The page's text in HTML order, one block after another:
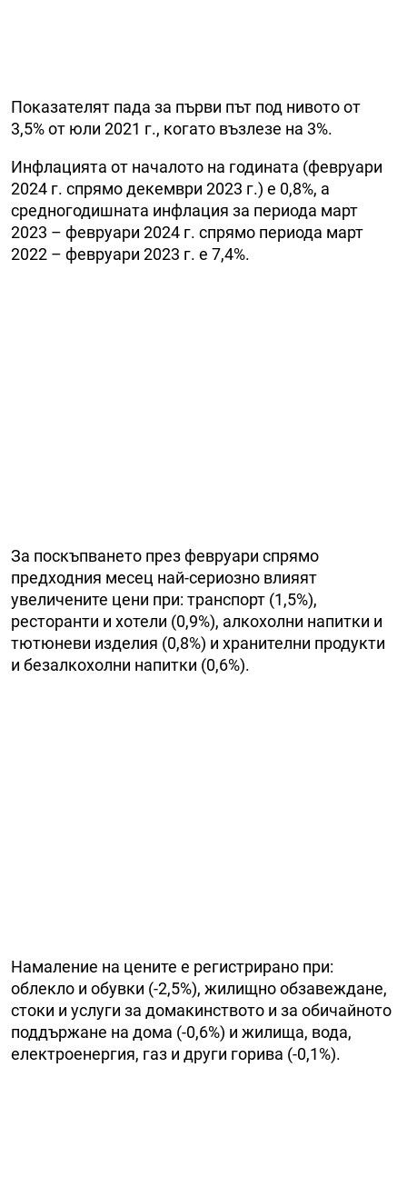
Показателят пада за първи път под нивото от
3,5% от юли 2021 г., когато възлезе на 3%.
Инфлацията от началото на годината (февруари
2024 г. спрямо декември 2023 г.) е 0,8%, а
средногодишната инфлация за периода март
2023 – февруари 2024 г. спрямо периода март
2022 – февруари 2023 г. е 7,4%.
За поскъпването през февруари спрямо
предходния месец най-сериозно влияят
увеличените цени при: транспорт (1,5%),
ресторанти и хотели (0,9%), алкохолни напитки и
тютюневи изделия (0,8%) и хранителни продукти
и безалкохолни напитки (0,6%).
Намаление на цените е регистрирано при:
облекло и обувки (-2,5%), жилищно обзавеждане,
стоки и услуги за домакинството и за обичайното
поддържане на дома (-0,6%) и жилища, вода,
електроенергия, газ и други горива (-0,1%).